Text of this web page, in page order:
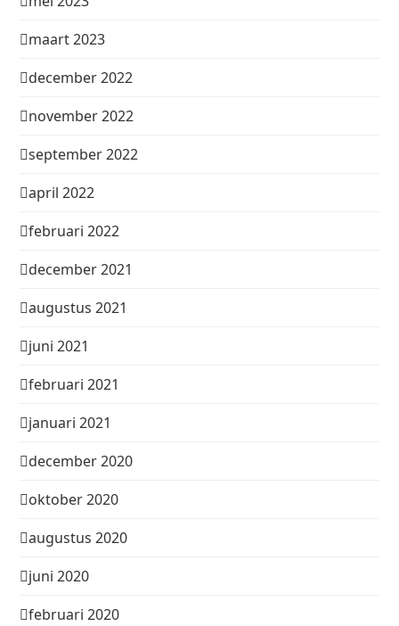
maart 2023
december 2022
november 2022
september 2022
april 2022
februari 2022
december 2021
augustus 2021
juni 2021
februari 2021
januari 2021
december 2020
oktober 2020
augustus 2020
juni 2020
februari 2020